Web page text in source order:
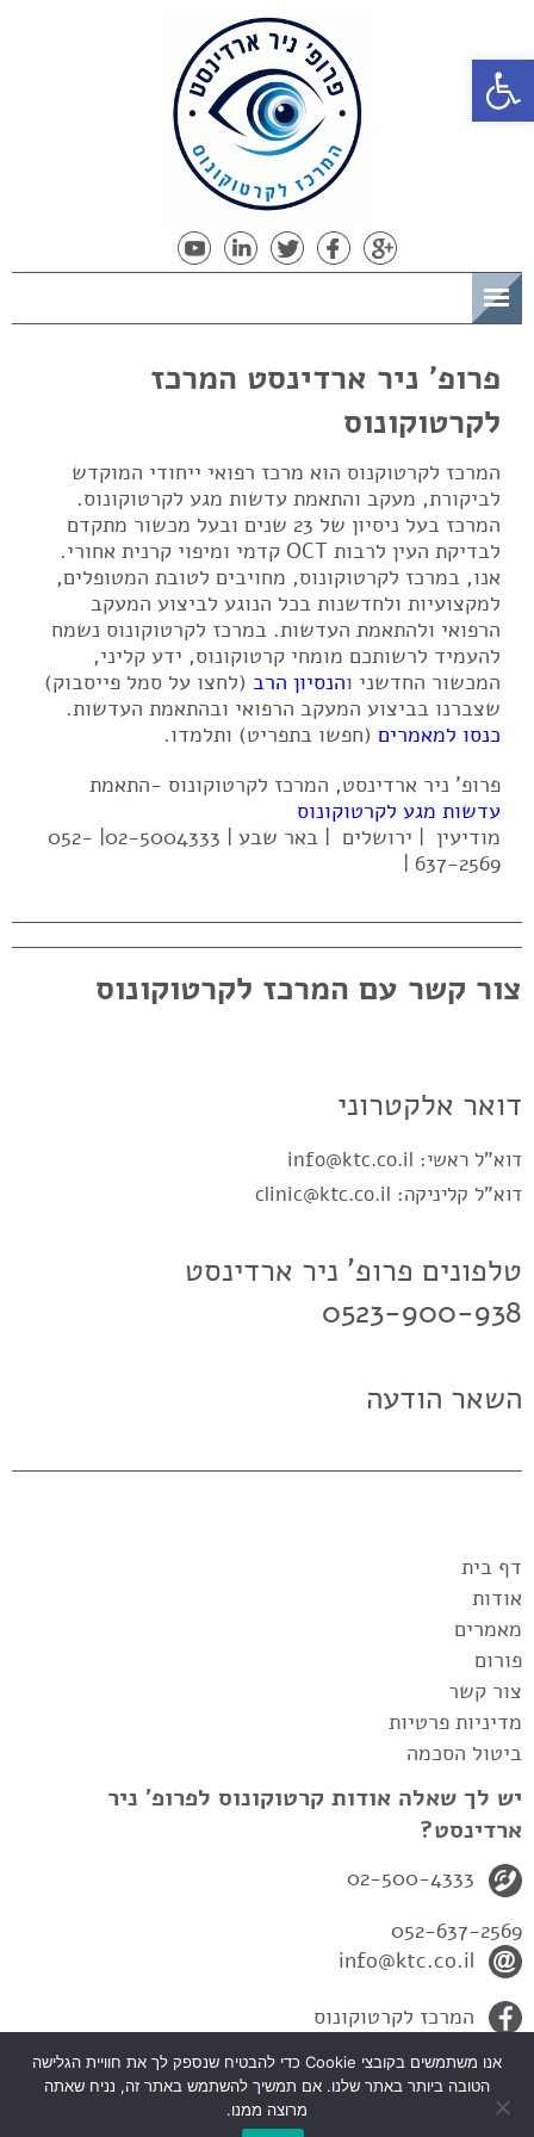
פתח סרגל נגישות
פרופ' ניר ארדינסט המרכז
לקרטוקונוס
המרכז לקרטוקנוס הוא מרכז רפואי ייחודי המוקדש
לביקורת, מעקב והתאמת עדשות מגע לקרטוקונוס.
המרכז בעל ניסיון של 23 שנים ובעל מכשור מתקדם
לבדיקת העין לרבות OCT קדמי ומיפוי קרנית אחורי.
אנו, במרכז לקרטוקונוס, מחויבים לטובת המטופלים,
למקצועיות ולחדשנות בכל הנוגע לביצוע המעקב
הרפואי ולהתאמת העדשות. במרכז לקרטוקונוס נשמח
להעמיד לרשותכם מומחי קרטוקונוס, ידע קליני,
המכשור החדשני והנסיון הרב (לחצו על סמל פייסבוק)
שצברנו בביצוע המעקב הרפואי ובהתאמת העדשות.
כנסו למאמרים (חפשו בתפריט) ותלמדו.
פרופ' ניר ארדינסט, המרכז לקרטוקונוס -התאמת
עדשות מגע לקרטוקונוס
מודיעין | ירושלים | באר שבע | 02-5004333| 052-
637-2569 |
צור קשר עם המרכז לקרטוקונוס
דואר אלקטרוני
דוא"ל ראשי: info@ktc.co.il
דוא"ל קליניקה:
clinic@ktc.co.il
טלפונים פרופ' ניר ארדינסט
0523-900-938
השאר הודעה
דף בית
אודות
מאמרים
פורום
צור קשר
מדיניות פרטיות
ביטול הסכמה
יש לך שאלה אודות קרטוקונוס לפרופ' ניר
ארדינסט?
02-500-4333
052-637-2569
info@ktc.co.il
המרכז לקרטוקונוס
כל הזכיות שמורות לפרופ' ניר ארדינסט-המרכז לקרטקונוס 2010© |
אנו משתמשים בקובצי Cookie כדי להבטיח שנספק לך את חוויית הגלישה
הטובה ביותר באתר שלנו. אם תמשיך להשתמש באתר זה, נניח שאתה
מרוצה ממנו.